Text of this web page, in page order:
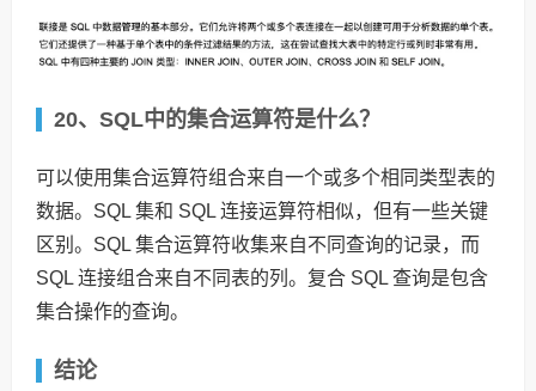
20、SQL中的集合运算符是什么？
可以使用集合运算符组合来自一个或多个相同类型表的
数据。SQL 集和 SQL 连接运算符相似，但有一些关键
区别。SQL 集合运算符收集来自不同查询的记录，而
SQL 连接组合来自不同表的列。复合 SQL 查询是包含
集合操作的查询。
结论